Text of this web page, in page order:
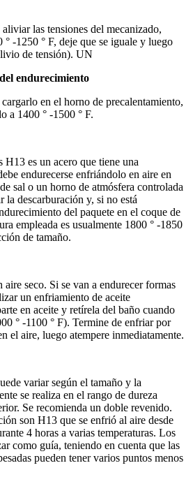
las tensiones del mecanizado,
° -1250 ° F, deje que se iguale y luego
de tensión). UN
endurecimiento
en el horno de precalentamiento,
a 1400 ° -1500 ° F.
H13 es un acero que tiene una
endurecerse enfriándolo en aire en
sal o un horno de atmósfera controlada
la descarburación y, si no está
del paquete en el coque de
empleada es usualmente 1800 ° -1850
de tamaño.
seco. Si se van a endurecer formas
un enfriamiento de aceite
en aceite y retírela del baño cuando
° -1100 ° F). Termine de enfriar por
el aire, luego atempere inmediatamente.
variar según el tamaño y la
se realiza en el rango de dureza
Se recomienda un doble revenido.
son H13 que se enfrió al aire desde
4 horas a varias temperaturas. Los
como guía, teniendo en cuenta que las
pueden tener varios puntos menos